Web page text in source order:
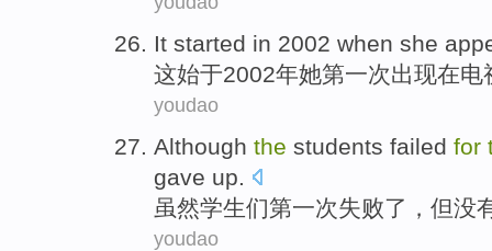
It started in 2002 when she
这始于2002年她第一次出现在电
youdao
Although the students failed for
gave up.
虽然学生们第一次失败了，但没
youdao